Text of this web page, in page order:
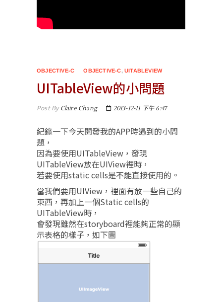
OBJECTIVE-C OBJECTIVE-C,UITABLEVIEW
UITableView的小問題
Post ByClaire Chang 2013-12-11 下午 6:47
紀錄一下今天開發我的APP時遇到的小問
題，
因為要使用UITableView，發現
UITableView放在UIView裡時，
若要使用static cells是不能直接使用的。
當我們要用UIView，裡面有放一些自己的
東西，再加上一個Static cells的
UITableView時，
會發現雖然在storyboard裡能夠正常的顯
示表格的樣子，如下圖